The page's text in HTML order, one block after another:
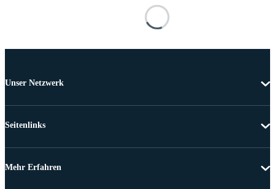
Unser Netzwerk
Seitenlinks
Mehr Erfahren